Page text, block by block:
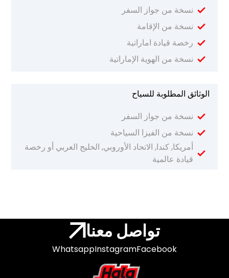
نسخة من جواز السفر
نسخة من الإقامة
رخصة قيادة اماراتية
نسخة من الهوية الإماراتية
الوثائق المطلوبة للسياح
نسخة من جواز السفر
نسخة من الفيزا السياحية
أمريكا, كندا, الاتحاد الأوروبي, الخليج العربي أو رخصة
قيادة عالمية
تواصل معنا
Facebook
Instagram
Whatsapp